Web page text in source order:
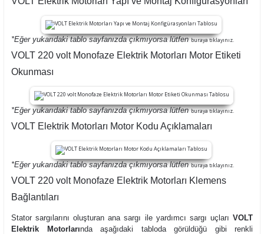
*Eğer yukarıdaki tablo sayfanızda çıkmıyorsa lütfenburaya tıklayınız.
VOLT 220 volt Monofaze Elektrik Motorları Motor Etiketi
Okunması
*Eğer yukarıdaki tablo sayfanızda çıkmıyorsa lütfenburaya tıklayınız.
VOLT Elektrik Motorları Motor Kodu Açıklamaları
*Eğer yukarıdaki tablo sayfanızda çıkmıyorsa lütfenburaya tıklayınız.
VOLT 220 volt Monofaze Elektrik Motorları Klemens
Bağlantıları
Stator sargılarını oluşturan ana sargı ile yardımcı sargı uçları VOLT
Elektrik Motorlarında aşağıdaki tabloda görüldüğü gibi renkli